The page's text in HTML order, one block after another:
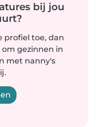
bij jou
profiel toe, dan
gezinnen in
met nanny's